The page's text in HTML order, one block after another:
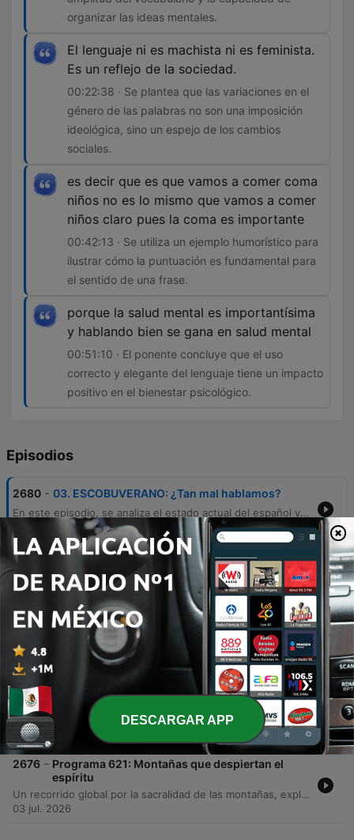
organizar las ideas mentales.
El lenguaje ni es machista ni es feminista.
Es un reflejo de la sociedad.
00:22:38 · Se plantea que las variaciones en el
género de las palabras no son una imposición
ideológica, sino un espejo de los cambios
sociales.
es decir que es que vamos a comer coma
niños no es lo mismo que vamos a comer
niños claro pues la coma es importante
00:42:13 · Se utiliza un ejemplo humorístico para
ilustrar cómo la puntuación es fundamental para
el sentido de una frase.
porque la salud mental es importantísima
y hablando bien se gana en salud mental
00:51:10 · El ponente concluye que el uso
correcto y elegante del lenguaje tiene un impacto
positivo en el bienestar psicológico.
Episodios
2680 - 03. ESCOBUVERANO: ¿Tan mal hablamos?
En este episodio, se analiza el estado actual del español y los riesgos del empobrecimiento lingüístico debido a la influencia de internet, las redes sociales y el inglés. A través de una conversación con el filólogo Fernando Vilches, se debate cómo la reducción del léxico puede afectar la capacidad cognitiva y la estructuración del pensamiento en las nuevas generaciones. Asimismo, los interlocutores exploran la evolución del idioma mediante neologismos, préstamos lingüísticos y la tensión entre las normas académicas y el uso popular. El debate aborda también la responsabilidad del sistema educativo, la riqueza de los localismos regionales y cómo la perversión del lenguaje político y la falta de precisión ortográfica impactan en la identidad y la salud mental.
2679 - 02. ESCOBUVERANO: En busca de la felicidad
En este episodio, exploramos la naturaleza de la felicidad y el éxito a través de las perspectivas de José Gregorio González y Cipriano Quintas. La charla aborda la diferencia entre la felicidad como un objetivo externo y la felicidad como un camino basado en valores, analizando cómo las tendencias actuales y las redes sociales pueden distorsionar nuestra percepción de la realidad. Asimismo, se profundiza en la importancia de los vínculos afectivos y la inteligencia relacional. A través de conceptos como el 'Saguabona', el 'Ubuntu' y el 'Ho'oponopono', los invitados destacan cómo la coherencia, la vulnerabilidad, el perdón y la conexión con la comunidad son pilares fundamentales para alcanzar una verdadera plenitud personal y social.
24 jul. 2026
2678 01. ESCOBUVERANO: El horror de Lovecraft
En esta edición veraniega de 'La Escóbula de la Brújula', presentamos a Juan Antonio Sanz para explorar la vida y el legado de H.P. Lovecraft. La conversación desmitifica la personalidad del autor, analizando cómo su entorno en Nueva Inglaterra y sus experiencias personales, como la parálisis del sueño, nutrieron su mitología. El episodio profundiza en los conceptos fundamentales del horror cósmico, la importancia de su red literaria de correspondencia y su impacto en el arte y el cine. Además, se ofrecen recomendaciones de relatos emblemáticos, adaptaciones al cómic, manga y cine, destacando la influencia recíproca entre Lovecraft y figuras como H.R. Giger.
17 jul. 2026
2677 -
Programa 622: Artemis II, secretos lunares y
eclipses
Un recorrido exhaustivo por la historia de la exploración espacial, desde los riesgos extremos y la competencia política de la era Apolo hasta la promesa del programa Artemis. El episodio analiza los desafíos técnicos, como el regolito lunar y la radiación, y la importancia estratégica de la Luna como base para futuras misiones a Marte. Además, se explora la relevancia de la ciencia y la astronomía en la cultura humana, abordando desde la mitología de los eclipses y la confirmación de la relatividad de Einstein, hasta la destacada participación de ingenieros españoles en la NASA. El programa concluye con una reflexión sobre la fragilidad de la Tierra a través de la obra de Carl Sagan.
10 jul. 2026
2676 - Programa 621: Montañas que despiertan el
espíritu
Un recorrido global por la sacralidad de las montañas, explorando su papel como axis mundi y puntos de conexión entre lo divino y lo humano. Desde el Monte Kailash en Asia y el Roraima en Sudamérica, hasta el Monte Sinaí y el Olimpo, se analizan los mitos, leyendas y la importancia espiritual que convierte a estas cumbres en ejes del mundo y refugios de conocimientos ancestrales. El episodio también aborda la relación entre la geografía y la espiritualidad en diversas culturas, incluyendo las tradiciones de África, Egipto y España. A través de la reflexión sobre la transformación interna y la importancia de preservar el respeto por estos lugares, se invita al oyente a una introspección sobre nuestro lugar en el cosmos ante la majestuosidad de la naturaleza.
03 jul. 2026
DESCARGAR APP